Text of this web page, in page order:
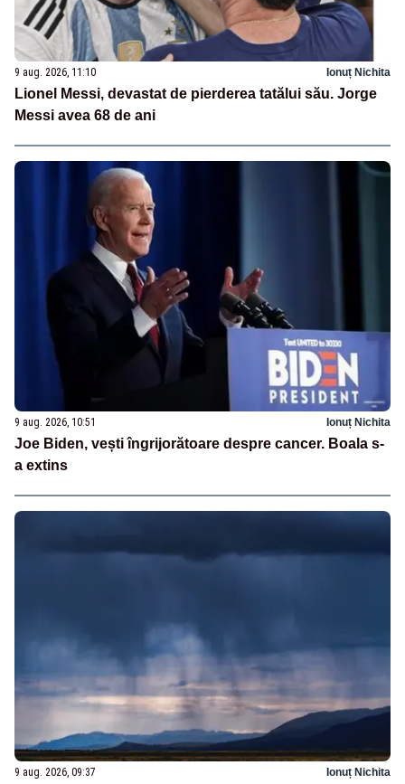
9 aug. 2026, 11:10 Ionuț Nichita
Lionel Messi, devastat de pierderea tatălui său. Jorge
Messi avea 68 de ani
9 aug. 2026, 10:51 Ionuț Nichita
Joe Biden, vești îngrijorătoare despre cancer. Boala s-
a extins
9 aug. 2026, 09:37 Ionuț Nichita